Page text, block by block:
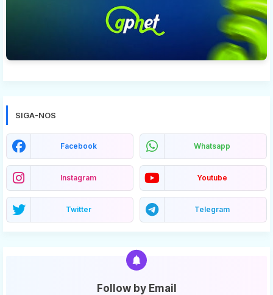
SIGA-NOS
Facebook Whatsapp
Instagram Youtube
Twitter Telegram
Follow by Email